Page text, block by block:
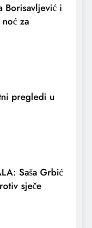
Borisavljević i
za
pregledi u
Saša Grbić
sječe